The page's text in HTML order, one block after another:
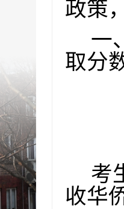
政策
一
取分
考
收华